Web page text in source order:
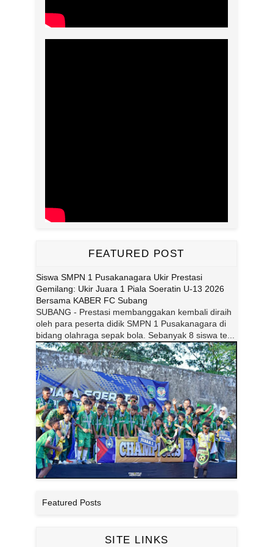
FEATURED POST
Siswa SMPN 1 Pusakanagara Ukir Prestasi
Gemilang: Ukir Juara 1 Piala Soeratin U-13 2026
Bersama KABER FC Subang
SUBANG - Prestasi membanggakan kembali diraih
oleh para peserta didik SMPN 1 Pusakanagara di
bidang olahraga sepak bola. Sebanyak 8 siswa te...
Featured Posts
SITE LINKS